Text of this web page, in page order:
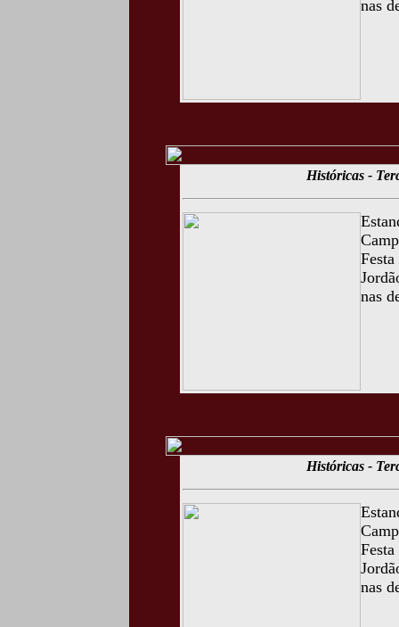
nas
Históricas -
nas
Históricas -
nas